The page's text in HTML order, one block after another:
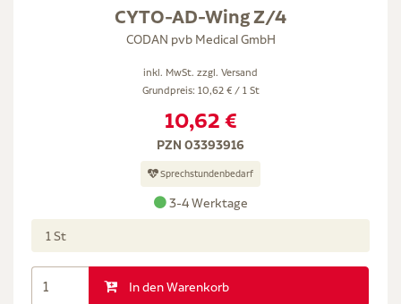
CYTO-AD-Wing Z/4
CODAN pvb Medical GmbH
inkl. MwSt. zzgl. Versand
Grundpreis: 10,62 € / 1 St
10,62 €
PZN 03393916
Sprechstundenbedarf
3-4 Werktage
1 St
In den Warenkorb